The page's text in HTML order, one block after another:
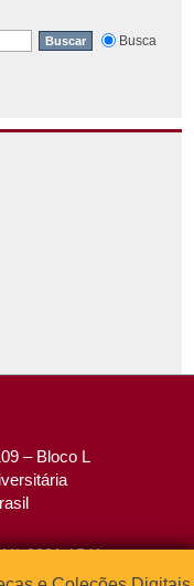
Busca
– Bloco L
3091-1541